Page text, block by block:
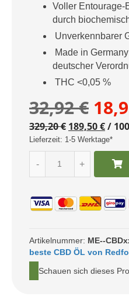
Voller Entourage-
durch
Unverkennbarer
Made in
deutscher
THC <0,05 %
32,92€
329,20€ 189,50€/ 100
Lieferzeit: 1-5 Werktage*
-
5
Vollspektrum
Hanf
10ml
(500mg)
+
Artikelnummer: ME--
beste CBD ÖL von
Schauen sich dieses